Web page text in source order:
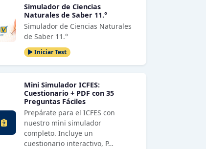
Simulador de Ciencias
Naturales de Saber 11.°
Simulador de Ciencias Naturales
de Saber 11.°
Iniciar Test
Mini Simulador ICFES:
Cuestionario + PDF con 35
Preguntas Fáciles
Prepárate para el ICFES con
nuestro mini simulador
completo. Incluye un
cuestionario interactivo, P…